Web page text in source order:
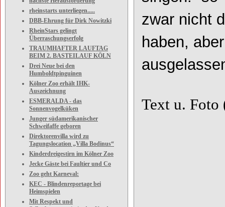
rheinstarts unterliegen.....
DBB-Ehrung für Dirk Nowitzki
RheinStars gelingt
Überraschungserfolg
TRAUMHAFTER LAUFTAG
BEIM 2. BASTEILAUF KÖLN
Drei Neue bei den
Humboldtpinguinen
Kölner Zoo erhält IHK-
Auszeichnung
ESMERALDA - das
Sonnenvogelküken
Junger südamerikanischer
Schweifaffe geboren
Direktorenvilla wird zu
Tagungslocation „Villa Bodinus“
Kinderdreigestirn im Kölner Zoo
Jecke Gäste bei Faultier und Co
Zoo geht Karneval:
KEC - Blindenreportage bei
Heimspielen
Mit Respekt und
zwar nicht
haben,
Text u. Foto